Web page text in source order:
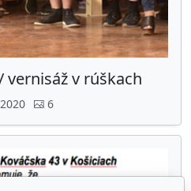
vernisáž v rúškach
6